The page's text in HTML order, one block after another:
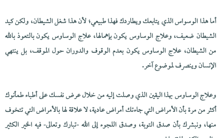
أما هذا الوسواس الذي يتابعك ويطاردك فهذا طبيعي؛ لأن هذا شغل الشيطان، ولكن كيد
الشيطان ضعيف، وعلاج الوساوس يكون بإهمالها، علاج الوساوس يكون بالتعوذ بالله
من الشيطان، علاج الوساوس يكون بعدم الوقوف والدوران حول الموقف، بل ينتهي
الإنسان وينصرف لموضوع آخر.
وعلاج الوساوس بهذا اليقين الذي وصلت إليه من خلال عرض نفسك على أطباء طمأنوك
أكثر من مرة بأن الأمراض التي جاءتك أمراض عادية، لا علاقة لها بالأمراض التي تتخوف
منها، ونبشرك بأن صدق التوبة، وصدق اللجوء إلى الله -تبارك وتعالى- فيه الخير الكثير